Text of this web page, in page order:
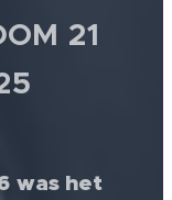
21
💫
was het